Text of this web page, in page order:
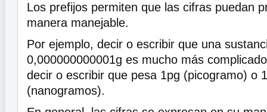
Los prefijos permiten que las cifras puedan
manera manejable.
Por ejemplo, decir o escribir que una
0,000000000001g es mucho más
decir o escribir que pesa 1pg (picogramo) o
(nanogramos).